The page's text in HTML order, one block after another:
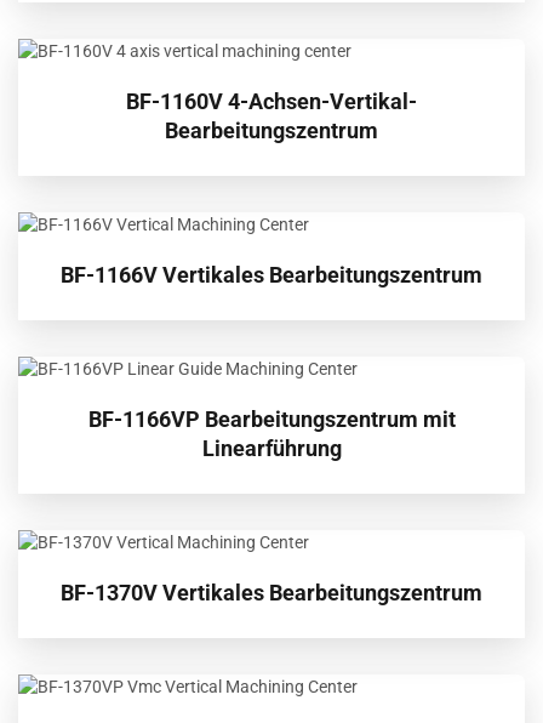
BF-1160V 4-Achsen-Vertikal-
Bearbeitungszentrum
BF-1166V Vertikales Bearbeitungszentrum
BF-1166VP Bearbeitungszentrum mit
Linearführung
BF-1370V Vertikales Bearbeitungszentrum